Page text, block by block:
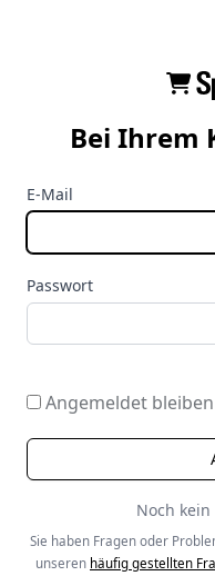
Bei Ihrem
E-Mail
Passwort
Angemeldet bleiben
Noch kein
Sie haben Fragen oder
unseren häufig gestellten